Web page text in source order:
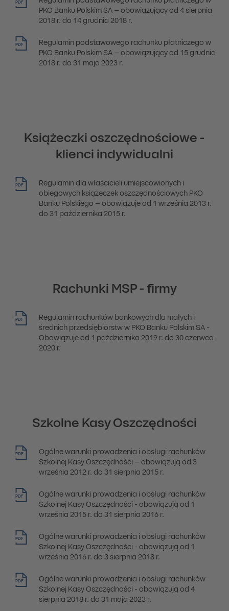
PDF
PKO Banku Polskim SA – obowiązujący od 4 sierpnia
2018 r. do 14 grudnia 2018 r.
PDF
Regulamin podstawowego rachunku płatniczego w
PKO Banku Polskim SA – obowiązujący od 15 grudnia
2018 r. do 31 maja 2023 r.
Książeczki oszczędnościowe -
klienci indywidualni
PDF
Regulamin dla właścicieli umiejscowionych i
obiegowych książeczek oszczędnościowych PKO
Banku Polskiego – obowiązuje od 1 września 2013 r.
do 31 października 2015 r.
Rachunki MSP - firmy
PDF
Regulamin rachunków bankowych dla małych i
średnich przedsiębiorstw w PKO Banku Polskim SA -
Obowiązuje od 1 października 2019 r. do 30 czerwca
2020 r.
Szkolne Kasy Oszczędności
PDF
Ogólne warunki prowadzenia i obsługi rachunków
Szkolnej Kasy Oszczędności – obowiązują od 3
września 2012 r. do 31 sierpnia 2015 r.
PDF
Ogólne warunki prowadzenia i obsługi rachunków
Szkolnej Kasy Oszczędności - obowiązują od 1
września 2015 r. do 31 sierpnia 2016 r.
PDF
Ogólne warunki prowadzenia i obsługi rachunków
Szkolnej Kasy Oszczędności - obowiązują od 1
września 2016 r. do 3 sierpnia 2018 r.
PDF
Ogólne warunki prowadzenia i obsługi rachunków
Szkolnej Kasy Oszczędności - obowiązują od 4
sierpnia 2018 r. do 31 maja 2023 r.